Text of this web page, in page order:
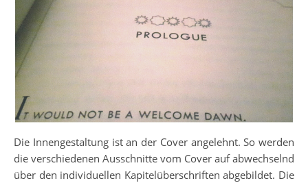
Die Innengestaltung ist an der Cover angelehnt. So werden
die verschiedenen Ausschnitte vom Cover auf abwechselnd
über den individuellen Kapitelüberschriften abgebildet. Die